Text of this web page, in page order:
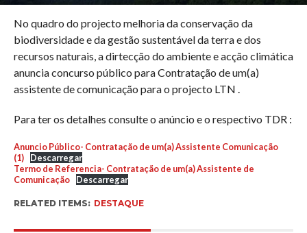
No quadro do projecto melhoria da conservação da
biodiversidade e da gestão sustentável da terra e dos
recursos naturais, a dirtecção do ambiente e acção climática
anuncia concurso público para Contratação de um(a)
assistente de comunicação para o projecto LTN .
Para ter os detalhes consulte o anúncio e o respectivo TDR :
Anuncio Público- Contratação de um(a) Assistente Comunicação
(1)
Descarregar
Termo de Referencia- Contratação de um(a) Assistente de
Comunicação
Descarregar
RELATED ITEMS: DESTAQUE